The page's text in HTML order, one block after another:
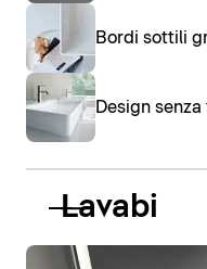
Bordi sottili
Design
Lavabi